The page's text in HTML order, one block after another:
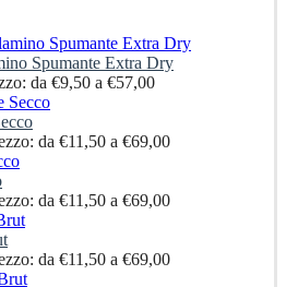
Spumante Extra Dry
da €9,50 a €57,00
da €11,50 a €69,00
da €11,50 a €69,00
da €11,50 a €69,00